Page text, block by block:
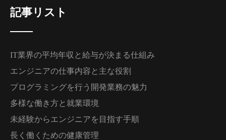
記事リスト
IT業界の平均年収と給与が決まる仕組み
エンジニアの仕事内容と主な役割
プログラミングを行う開発業務の魅力
多様な働き方と就業環境
未経験からエンジニアを目指す手順
長く働くための健康管理